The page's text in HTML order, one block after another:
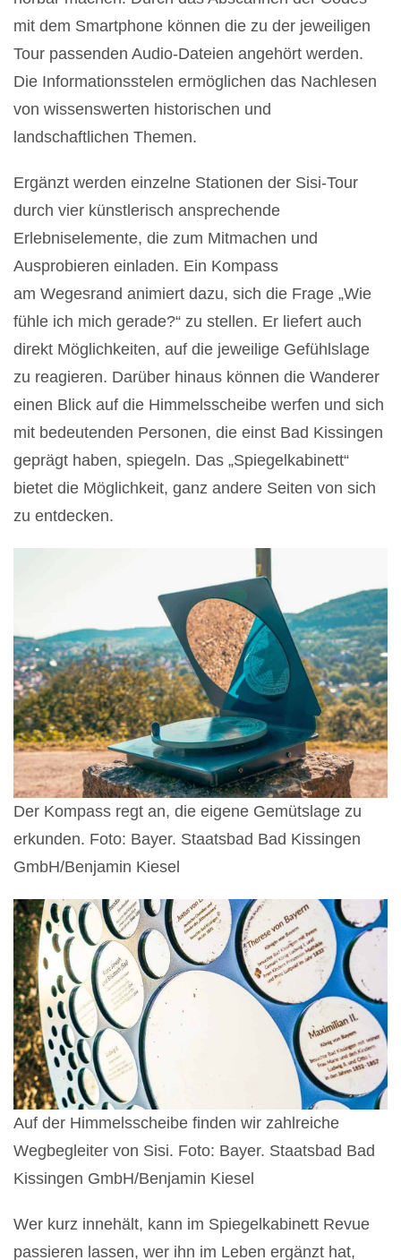
mit dem Smartphone können die zu der jeweiligen
Tour passenden Audio-Dateien angehört werden.
Die Informationsstelen ermöglichen das Nachlesen
von wissenswerten historischen und
landschaftlichen Themen.
Ergänzt werden einzelne Stationen der Sisi-Tour
durch vier künstlerisch ansprechende
Erlebniselemente, die zum Mitmachen und
Ausprobieren einladen. Ein Kompass
am Wegesrand animiert dazu, sich die Frage „Wie
fühle ich mich gerade?“ zu stellen. Er liefert auch
direkt Möglichkeiten, auf die jeweilige Gefühlslage
zu reagieren. Darüber hinaus können die Wanderer
einen Blick auf die Himmelsscheibe werfen und sich
mit bedeutenden Personen, die einst Bad Kissingen
geprägt haben, spiegeln. Das „Spiegelkabinett“
bietet die Möglichkeit, ganz andere Seiten von sich
zu entdecken.
Der Kompass regt an, die eigene Gemütslage zu
erkunden. Foto: Bayer. Staatsbad Bad Kissingen
GmbH/Benjamin Kiesel
Auf der Himmelsscheibe finden wir zahlreiche
Wegbegleiter von Sisi. Foto: Bayer. Staatsbad Bad
Kissingen GmbH/Benjamin Kiesel
Wer kurz innehält, kann im Spiegelkabinett Revue
passieren lassen, wer ihn im Leben ergänzt hat,